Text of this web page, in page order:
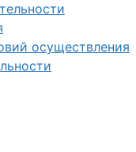
осуществления